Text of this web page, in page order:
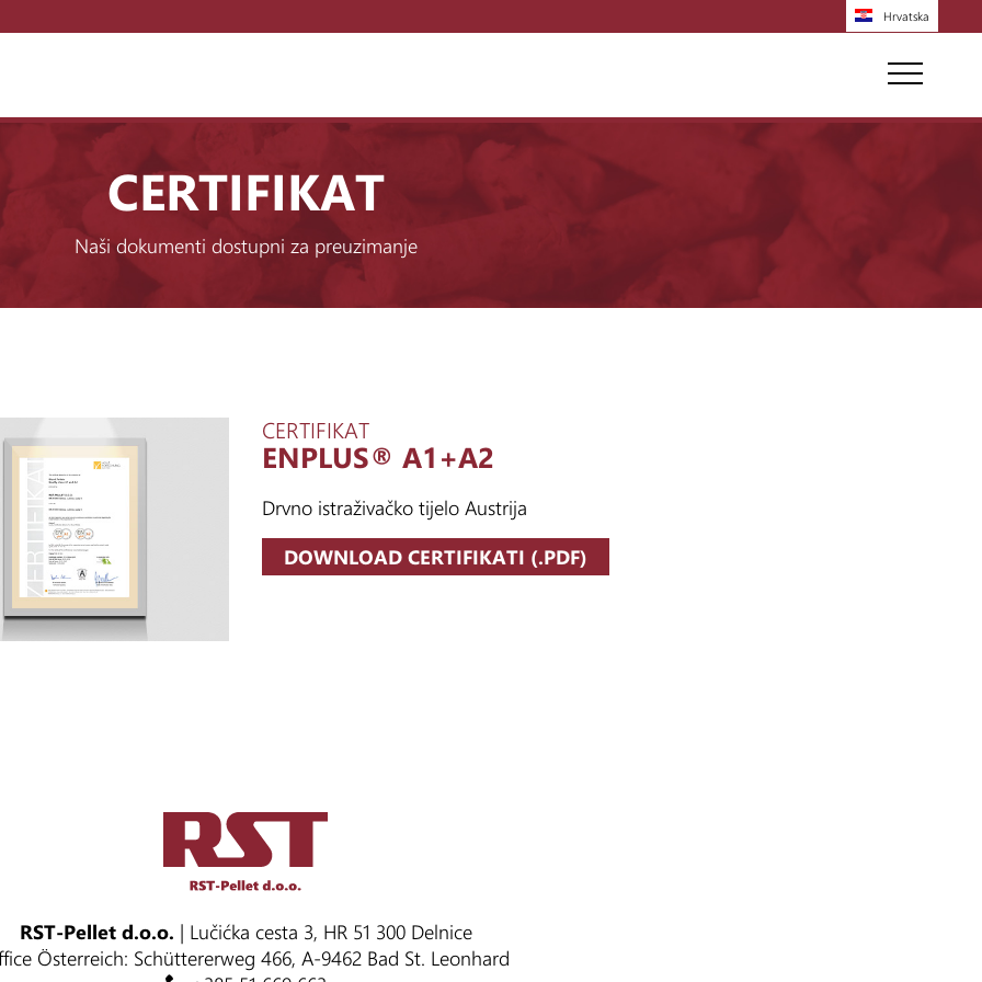
Hrvatska
CERTIFIKAT
Naši dokumenti dostupni za preuzimanje
CERTIFIKAT
ENPLUS® A1+A2
Drvno istraživačko tijelo Austrija
DOWNLOAD CERTIFIKATI (.PDF)
RST-Pellet d.o.o. | Lučićka cesta 3, HR 51 300 Delnice
Österreich: Schüttererweg 466, A-9462 Bad St. Leonhard